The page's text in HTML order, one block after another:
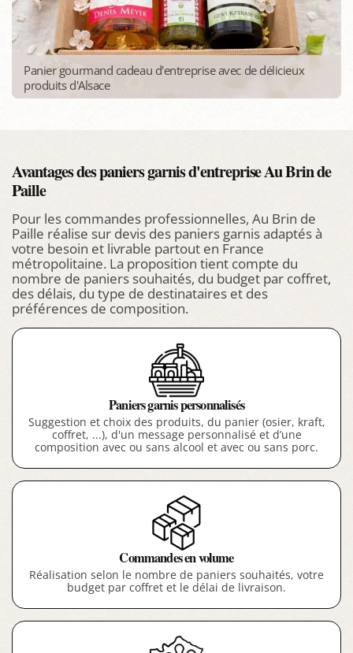
Panier gourmand cadeau d'entreprise avec de délicieux
produits d'Alsace
Avantages des paniers garnis d'entreprise Au Brin de
Paille
Pour les commandes professionnelles, Au Brin de
Paille réalise sur devis des paniers garnis adaptés à
votre besoin et livrable partout en France
métropolitaine. La proposition tient compte du
nombre de paniers souhaités, du budget par coffret,
des délais, du type de destinataires et des
préférences de composition.
Paniers garnis personnalisés
Suggestion et choix des produits, du panier (osier, kraft,
coffret, ...), d'un message personnalisé et d’une
composition avec ou sans alcool et avec ou sans porc.
Commandes en volume
Réalisation selon le nombre de paniers souhaités, votre
budget par coffret et le délai de livraison.